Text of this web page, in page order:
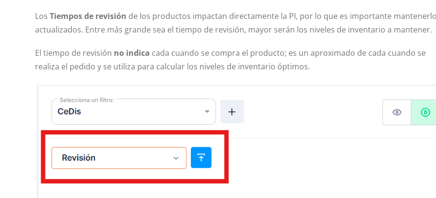
Los Tiempos de revisión de los productos impactan directamente la PI, por lo que es importante
actualizados. Entre más grande sea el tiempo de revisión, mayor serán los niveles de inventario a mantener.
El tiempo de revisión no indica cada cuando se compra el producto; es un aproximado de cada cuando se
realiza el pedido y se utiliza para calcular los niveles de inventario óptimos.